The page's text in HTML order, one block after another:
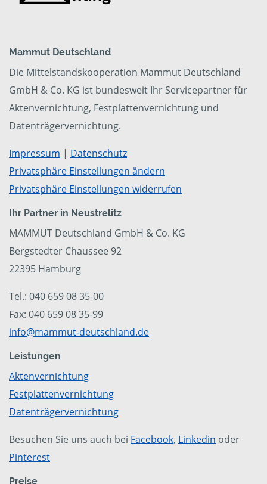
Mammut Deutschland
Die Mittelstandskooperation Mammut Deutschland
GmbH & Co. KG ist bundesweit Ihr Servicepartner für
Aktenvernichtung, Festplattenvernichtung und
Datenträgervernichtung.
Impressum | Datenschutz
Privatsphäre Einstellungen ändern
Privatsphäre Einstellungen widerrufen
Ihr Partner in Neustrelitz
MAMMUT Deutschland GmbH & Co. KG
Bergstedter Chaussee 92
22395 Hamburg
Tel.: 040 659 08 35-00
Fax: 040 659 08 35-99
info@mammut-deutschland.de
Leistungen
Aktenvernichtung
Festplattenvernichtung
Datenträgervernichtung
Besuchen Sie uns auch bei Facebook, Linkedin oder
Pinterest
Preise